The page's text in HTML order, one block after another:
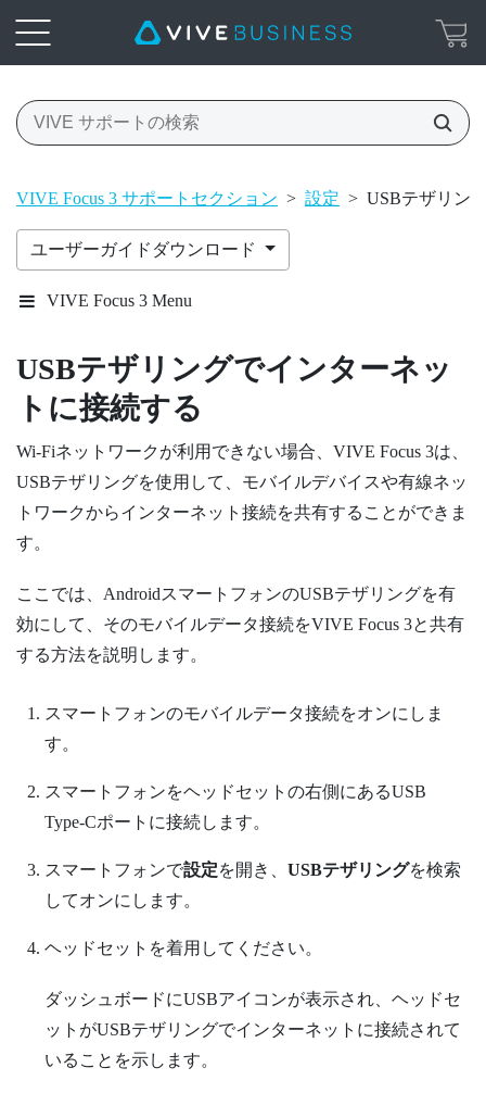
VIVE Focus 3 サポートセクション > 設定 > USBテザリン
ユーザーガイドダウンロード
VIVE Focus 3 Menu
USBテザリングでインターネッ
トに接続する
Wi‍-Fiネットワークが利用できない場合、 VIVE Focus 3は、
USBテザリングを使用して、モバイルデバイスや有線ネッ
トワークからインターネット接続を共有することができま
す。
ここでは、 AndroidスマートフォンのUSBテザリングを有
効にして、そのモバイルデータ接続をVIVE Focus 3と共有
する方法を説明します。
スマートフォンのモバイルデータ接続をオンにしま
す。
スマートフォンをヘッドセットの右側にあるUSB
Type-Cポートに接続します。
スマートフォンで設定を開き、 USBテザリングを検索
してオンにします。
ヘッドセットを着用してください。
ダッシュボードにUSBアイコンが表示され、ヘッドセ
ットがUSBテザリングでインターネットに接続されて
いることを示します。